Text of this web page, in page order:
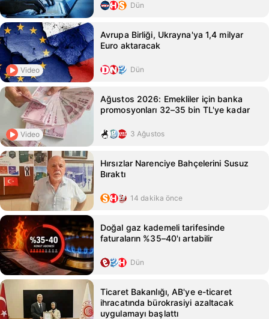
Dün
Video
Avrupa Birliği, Ukrayna'ya 1,4 milyar
Euro aktaracak
Dün
Video
Ağustos 2026: Emekliler için banka
promosyonları 32–35 bin TL'ye kadar
3 Ağustos
Hırsızlar Narenciye Bahçelerini Susuz
Bıraktı
14 dakika önce
Doğal gaz kademeli tarifesinde
faturaların %35–40'ı artabilir
Dün
Ticaret Bakanlığı, AB'ye e-ticaret
ihracatında bürokrasiyi azaltacak
uygulamayı başlattı